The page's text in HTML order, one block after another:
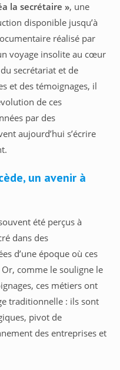
la secrétaire », une
disponible jusqu’à
réalisé par
voyage insolite au cœur
secrétariat et de
et des témoignages, il
de ces
par des
aujourd’hui s’écrire
un avenir à
été perçus à
dans des
d’une époque où ces
comme le souligne le
ces métiers ont
traditionnelle : ils sont
pivot de
des entreprises et